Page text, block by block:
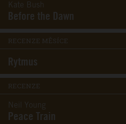
Kate Bush
Before the Dawn
RECENZE MĚSÍCE
Rytmus
RECENZE
Neil Young
Peace Train